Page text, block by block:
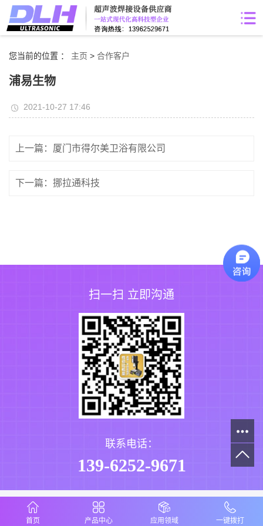
您当前的位置 ： 主页 > 合作客户
浦易生物
2021-10-27 17:46
上一篇：厦门市得尔美卫浴有限公司
下一篇：挪拉通科技
扫一扫 立即沟通
联系电话：
139-6252-9671
首页 产品中心 应用领域 一键拨打